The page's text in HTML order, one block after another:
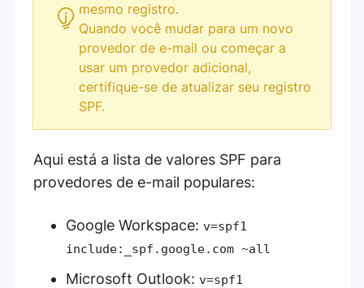
mesmo registro.
Quando você mudar para um novo
provedor de e-mail ou começar a
usar um provedor adicional,
certifique-se de atualizar seu registro
SPF.
Aqui está a lista de valores SPF para
provedores de e-mail populares:
Google Workspace: v=spf1
include:_spf.google.com ~all
Microsoft Outlook: v=spf1